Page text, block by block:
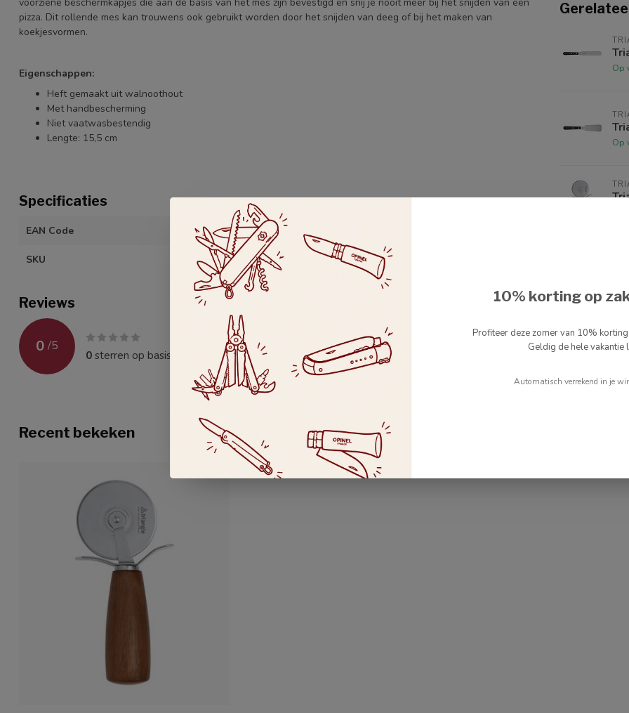
pizza. Dit rollende mes kan trouwens ook gebruikt worden door het snijden van deeg of bij het maken van
koekjesvormen.
Eigenschappen:
Heft gemaakt uit walnoothout
Met handbescherming
Niet vaatwasbestendig
Lengte: 15,5 cm
Specificaties
EAN Code 4018157131108
SKU 84 075 07 04 N
Reviews
0 /5
0sterren op basis van beoordelingen
Op
Op
Recent bekeken
10% korting op
Profiteer deze zomer van 10%
Geldig de hele vakantie
Automatisch verrekend in je